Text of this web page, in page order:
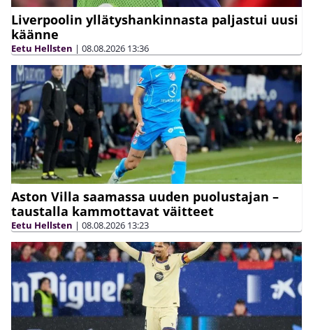
Liverpoolin yllätyshankinnasta paljastui uusi
käänne
Eetu Hellsten | 08.08.2026 13:36
Aston Villa saamassa uuden puolustajan –
taustalla kammottavat väitteet
Eetu Hellsten | 08.08.2026 13:23